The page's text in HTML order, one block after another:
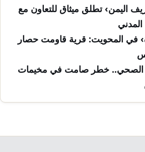
اليمن› تطلق ميثاق للتعاون مع
في المحويت: قرية قاومت حصار
خطر صامت في مخيمات